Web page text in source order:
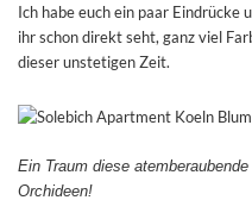
Ich habe euch ein paar
ihr schon direkt seht, ganz viel
dieser unstetigen Zeit.
Ein Traum diese
Orchideen!